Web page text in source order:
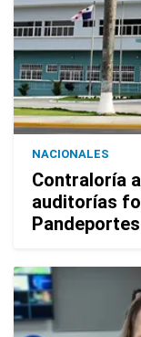
NACIONALES
Contraloría
auditorías
Pandeportes